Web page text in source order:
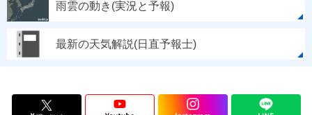
雨雲の動き(実況と予報)
最新の天気解説(日直予報士)